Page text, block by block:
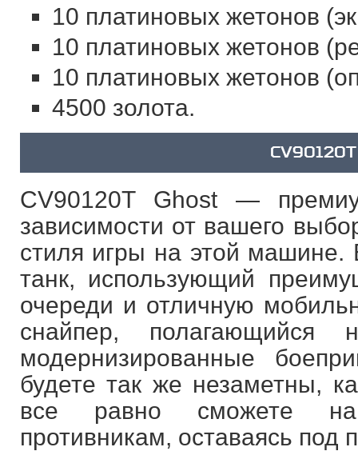
10 платиновых жетонов
10 платиновых жетонов
10 платиновых жетонов
4500 золота.
CV90120T
CV90120T Ghost —
зависимости от вашего
стиля игры на этой машине.
танк, использующий
очереди и отличную
снайпер,
модернизированные
будете так же незаметны,
все равно сможете
противникам, оставаясь под